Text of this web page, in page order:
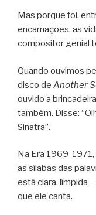
Mas porque foi,
encarnações, as
compositor genial
Quando ouvimos
disco de Another
ouvido a
também. Disse:
Sinatra”.
Na Era 1969-1971,
as sílabas das
está clara, límpida
que ele canta.